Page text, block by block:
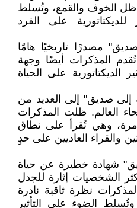
الخوف والقمع، وتُسلط
للديكتاتورية على الفرد
مصدرًا تاريخيًا هامًا
المذكرات أيضًا وجهة
الديكتاتورية على الحياة
صديق" إلى العديد من
العالم. ظلت المذكرات
مرة، وهي تُقرأ على نطاق
والقراء العاديين على حدٍ
شهادة خطيرة عن حياة
الشخصيات إثارة للجدل
نظرة ثاقبة نادرة
الضوء على التأثير